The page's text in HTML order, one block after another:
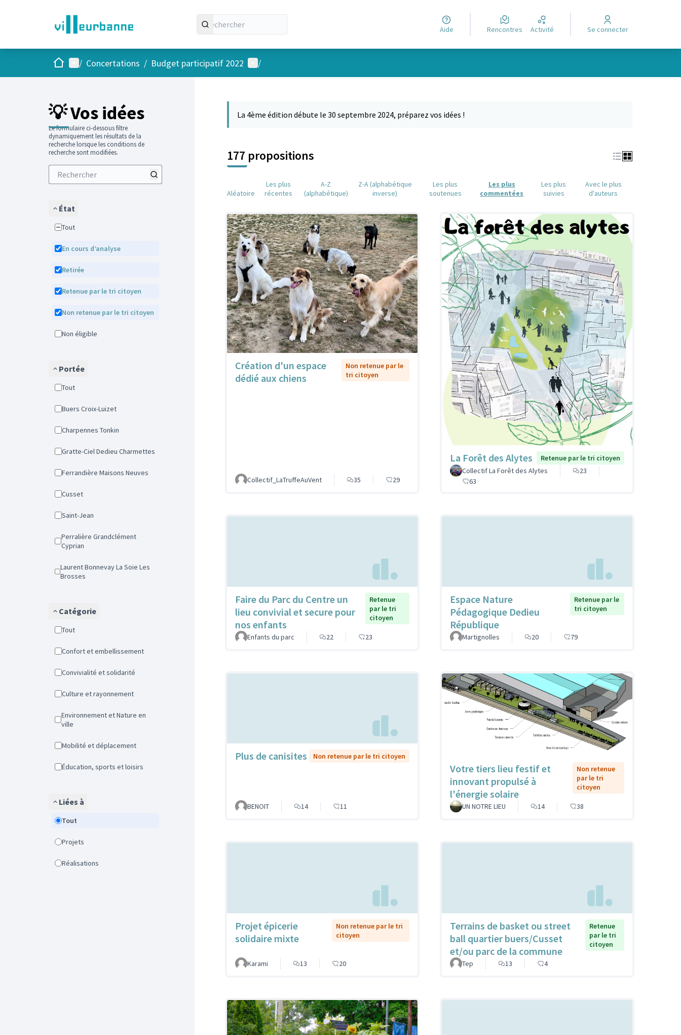
Aide Rencontres Activité Se connecter
AccueilMenu principal
/ Concertations / Budget participatif 2022 Menu utilisateur
/
💡 Vos idées
Le formulaire ci-dessous filtre
dynamiquement les résultats de la
recherche lorsque les conditions de
recherche sont modifiées.
État
Tout
En cours d’analyse
Retirée
Retenue par le tri citoyen
Non retenue par le tri citoyen
Non éligible
Portée
Tout
Buers Croix-Luizet
Charpennes Tonkin
Gratte-Ciel Dedieu Charmettes
Ferrandière Maisons Neuves
Cusset
Saint-Jean
Perralière Grandclément
Cyprian
Laurent Bonnevay La Soie Les
Brosses
Catégorie
Tout
Confort et embellissement
Convivialité et solidarité
Culture et rayonnement
Environnement et Nature en
ville
Mobilité et déplacement
Éducation, sports et loisirs
Liées à
Tout
Projets
Réalisations
La 4ème édition débute le 30 septembre 2024, préparez vos idées !
177 propositions
Aléatoire
Les plus
récentes
A-Z
(alphabétique)
Z-A (alphabétique
inverse)
Les plus
soutenues
Les plus
commentées
Les plus
suivies
Avec le plus
d'auteurs
Création d'un espace
dédié aux chiens
Non retenue par le
tri citoyen
Collectif_LaTruffeAuVent 35 29
La Forêt des Alytes
Retenue par le tri citoyen
Collectif La Forêt des Alytes
23
63
Faire du Parc du Centre un
lieu convivial et secure pour
nos enfants
Retenue
par le tri
citoyen
Enfants du parc 22 23
Espace Nature
Pédagogique Dedieu
République
Retenue par le
tri citoyen
Martignolles 20 79
Plus de canisites Non retenue par le tri citoyen
BENOIT 14 11
Votre tiers lieu festif et
innovant propulsé à
l'énergie solaire
Non retenue
par le tri
citoyen
UN NOTRE LIEU 14 38
Projet épicerie
solidaire mixte
Non retenue par le tri
citoyen
Karami 13 20
Terrains de basket ou street
ball quartier buers/Cusset
et/ou parc de la commune
Retenue
par le tri
citoyen
Tep 13 4